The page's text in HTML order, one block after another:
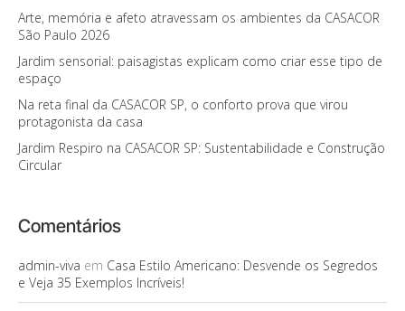
Arte, memória e afeto atravessam os ambientes da CASACOR
São Paulo 2026
Jardim sensorial: paisagistas explicam como criar esse tipo de
espaço
Na reta final da CASACOR SP, o conforto prova que virou
protagonista da casa
Jardim Respiro na CASACOR SP: Sustentabilidade e Construção
Circular
Comentários
admin-viva em Casa Estilo Americano: Desvende os Segredos
e Veja 35 Exemplos Incríveis!